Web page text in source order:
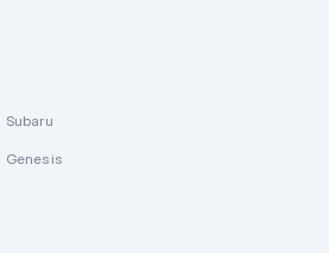
Subaru
Genesis